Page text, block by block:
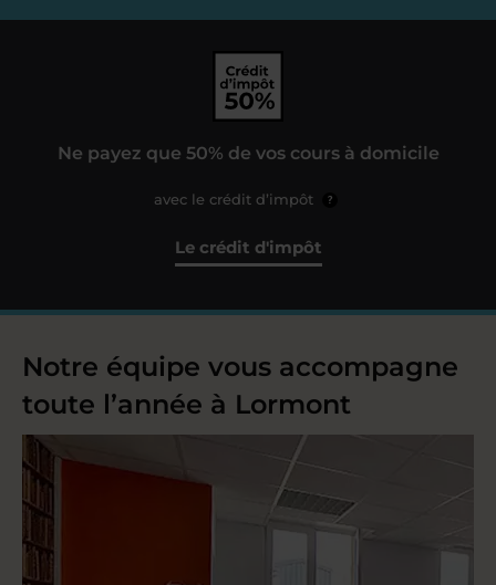
Ne payez que 50% de vos cours à domicile
avec le crédit d’impôt ?
Le crédit d'impôt
Notre équipe vous accompagne
toute l’année à Lormont